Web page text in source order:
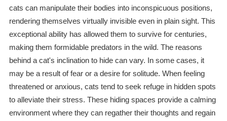
cats can manipulate their bodies into inconspicuous positions,
rendering themselves virtually invisible even in plain sight. This
exceptional ability has allowed them to survive for centuries,
making them formidable predators in the wild. The reasons
behind a cat's inclination to hide can vary. In some cases, it
may be a result of fear or a desire for solitude. When feeling
threatened or anxious, cats tend to seek refuge in hidden spots
to alleviate their stress. These hiding spaces provide a calming
environment where they can regather their thoughts and regain